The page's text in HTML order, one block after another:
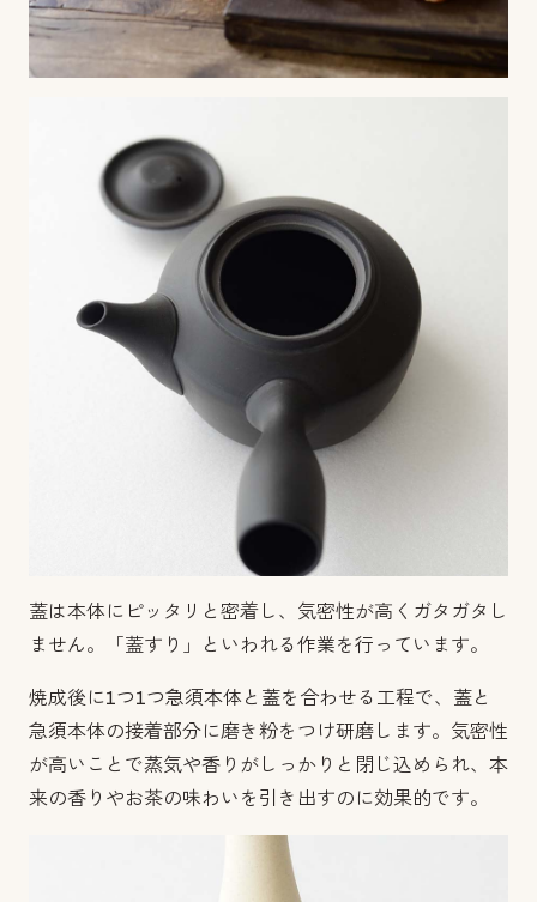
蓋は本体にピッタリと密着し、気密性が高くガタガタし
ません。
「蓋すり」といわれる作業を行っています。
焼成後に1つ1つ急須本体と蓋を合わせる工程で、蓋と
急須本体の接着部分に磨き粉をつけ研磨します。 気密性
が高いことで蒸気や香りがしっかりと閉じ込められ、本
来の香りやお茶の味わいを引き出すのに効果的です。